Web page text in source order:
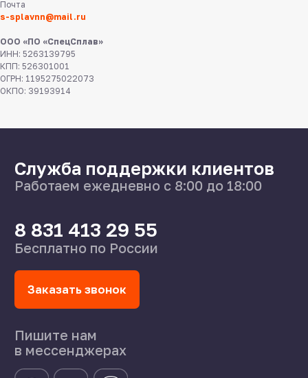
Почта
s-splavnn@mail.ru
ООО «ПО «СпецСплав»
ИНН: 5263139795
КПП: 526301001
ОГРН: 1195275022073
ОКПО: 39193914
ул Федосеенко, 57
s-splavnn@mail.ru
Политика конфиденциальности
Создание сайта
Производство
О нас
Статьи